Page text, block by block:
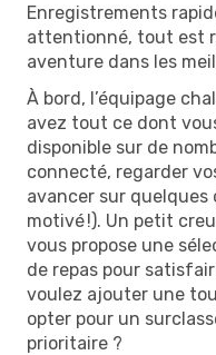
Enregistrements
attentionné, tout est
aventure dans les
À bord, l’équipage
avez tout ce dont
disponible sur de
connecté, regarder
avancer sur quelques
motivé !). Un petit
vous propose une
de repas pour
voulez ajouter une
opter pour un
prioritaire ?